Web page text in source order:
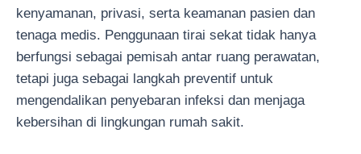
kenyamanan, privasi, serta keamanan pasien dan
tenaga medis. Penggunaan tirai sekat tidak hanya
berfungsi sebagai pemisah antar ruang perawatan,
tetapi juga sebagai langkah preventif untuk
mengendalikan penyebaran infeksi dan menjaga
kebersihan di lingkungan rumah sakit.